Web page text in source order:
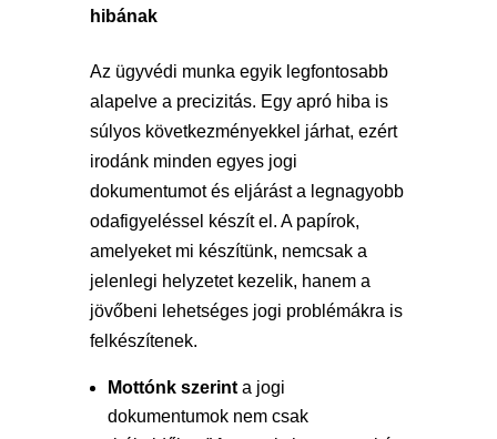
hibának
Az ügyvédi munka egyik legfontosabb
alapelve a precizitás. Egy apró hiba is
súlyos következményekkel járhat, ezért
irodánk minden egyes jogi
dokumentumot és eljárást a legnagyobb
odafigyeléssel készít el. A papírok,
amelyeket mi készítünk, nemcsak a
jelenlegi helyzetet kezelik, hanem a
jövőbeni lehetséges jogi problémákra is
felkészítenek.
Mottónk szerinta jogi
dokumentumok nem csak